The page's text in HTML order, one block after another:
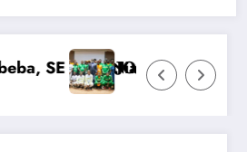
la voix de la Côte d’Ivoire
: 𝐋𝐄𝐒 𝐀𝐓𝐇𝐋È𝐓𝐄𝐒